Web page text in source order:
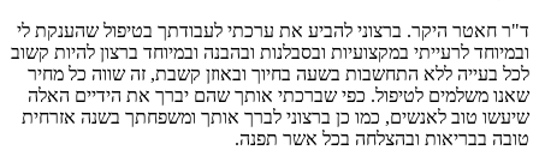
ד"ר חאטר היקר. ברצוני להביע את ערכתי לעבודתך בטיפול שהענקת לי
ובמיוחד לרעייתי במקצועיות ובסבלנות ובהבנה ובמיוחד ברצון להיות קשוב
לכל בעייה ללא התחשבות בשעה בחיוך ובאוזן קשבת, זה שווה כל מחיר
שאנו משלמים לטיפול. כפי שברכתי אותך שהם יברך את הידיים האלה
שיעשו טוב לאנשים, כמו כן ברצוני לברך אותך ומשפחתך בשנה אזרחית
טובה בבריאות ובהצלחה בכל אשר תפנה.